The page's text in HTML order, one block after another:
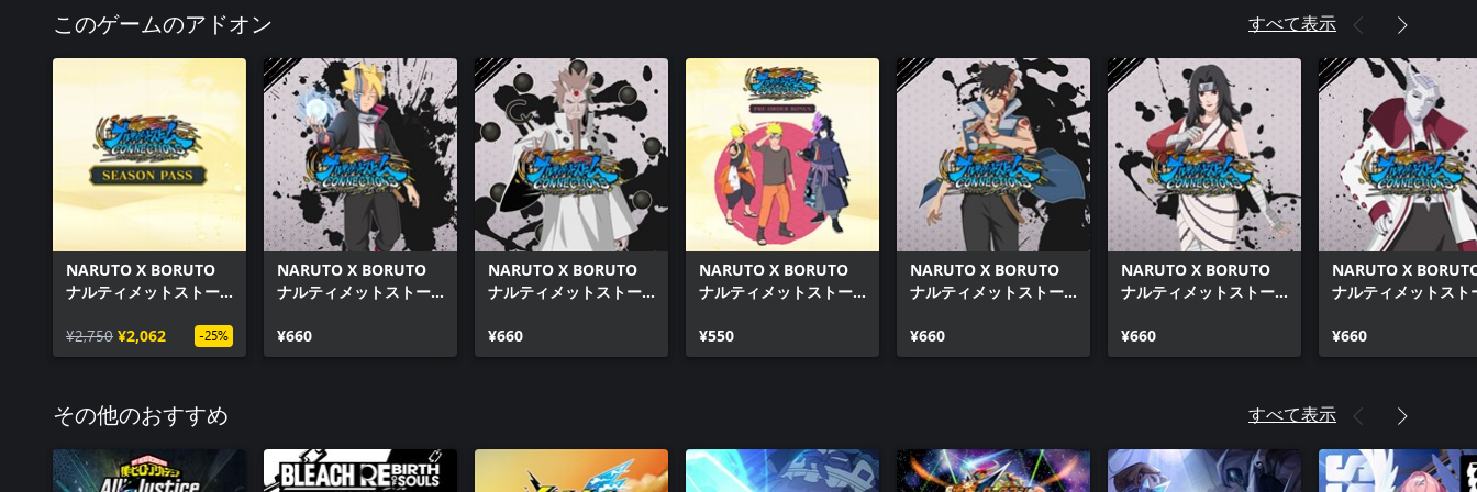
このゲームのアドオン すべて表示
NARUTO X BORUTO
ナルティメットストー
ズンパス
¥2,750 ¥2,062 -25%
NARUTO X BORUTO
ナルティメットストー
パック第5弾
¥660
NARUTO X BORUTO
ナルティメットストー
パック第1弾
¥660
NARUTO X BORUTO
ナルティメットストー
まきナルト&うちはサス
ケ コスチュームセット
¥550
NARUTO X BORUTO
ナルティメットストー
パック第4弾
¥660
NARUTO X BORUTO
ナルティメットストー
パック第3弾
¥660
NARUTO X
ナルティメットスト
パック第2弾
¥660
その他のおすすめ すべて表示